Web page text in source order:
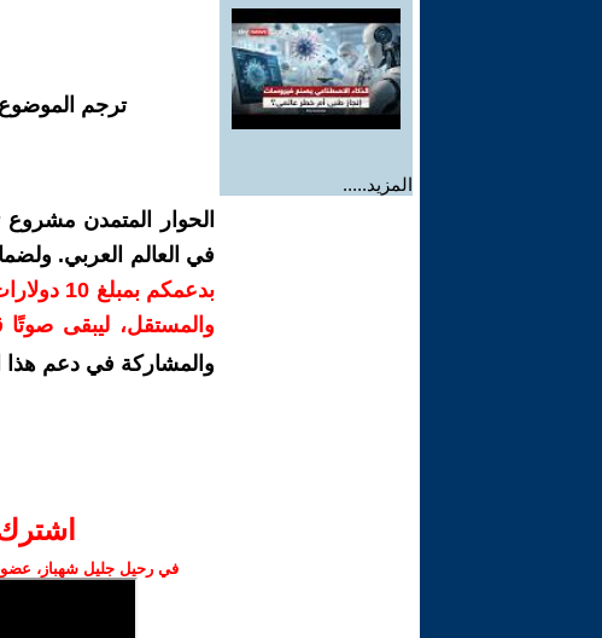
المزيد.....
ترجم
الحوار المتمدن
في العالم العربي.
بدعمكم
والمستقل، ليبقى صوتًا
والمشاركة في دعم هذا
في رحيل جليل شهباز، عضو